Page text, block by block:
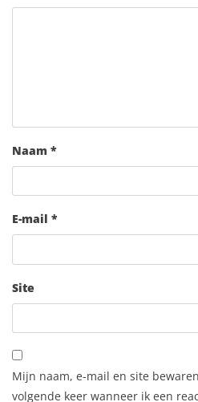
Naam *
E-mail *
Site
Mijn naam, e-mail en site
volgende keer wanneer ik een